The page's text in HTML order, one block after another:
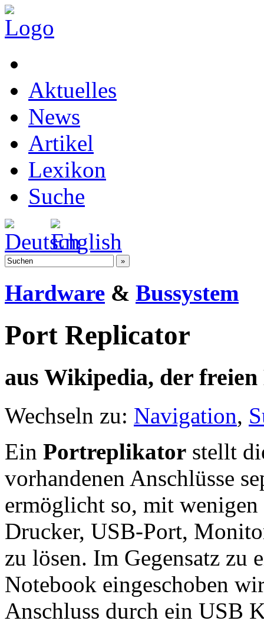
Aktuelles
News
Artikel
Lexikon
Suche
Hardware & Bussystem
Port Replicator
aus Wikipedia, der
Wechseln zu: Navigation,
Ein Portreplikator stellt
vorhandenen Anschlüsse
ermöglicht so, mit
Drucker, USB-Port,
zu lösen. Im Gegensatz zu
Notebook eingeschoben
Anschluss durch ein USB